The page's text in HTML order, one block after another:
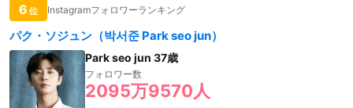
6 位 Instagramフォロワーランキング
パク・ソジュン（박서준 Park seo jun）
Park seo jun 37歳
フォロワー数
2095万9570人